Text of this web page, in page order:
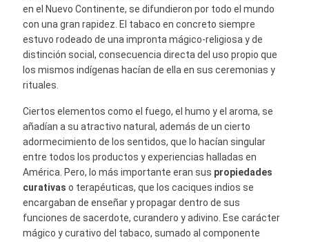
en el Nuevo Continente, se difundieron por todo el mundo
con una gran rapidez. El tabaco en concreto siempre
estuvo rodeado de una impronta mágico-religiosa y de
distinción social, consecuencia directa del uso propio que
los mismos indígenas hacían de ella en sus ceremonias y
rituales.
Ciertos elementos como el fuego, el humo y el aroma, se
añadían a su atractivo natural, además de un cierto
adormecimiento de los sentidos, que lo hacían singular
entre todos los productos y experiencias halladas en
América. Pero, lo más importante eran sus propiedades
curativas o terapéuticas, que los caciques indios se
encargaban de enseñar y propagar dentro de sus
funciones de sacerdote, curandero y adivino. Ese carácter
mágico y curativo del tabaco, sumado al componente